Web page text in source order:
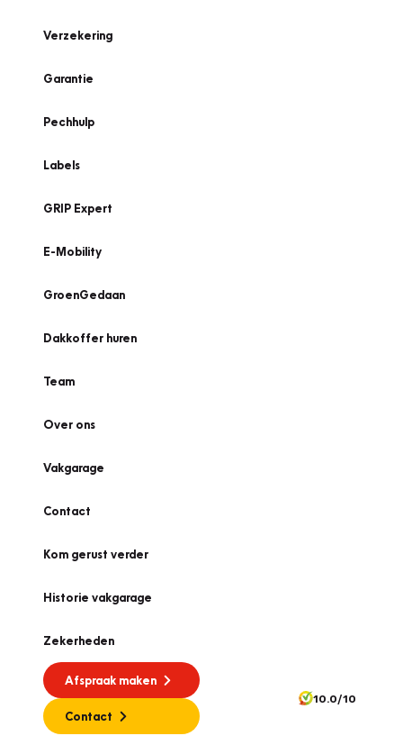
Verzekering
Garantie
Pechhulp
Labels
GRIP Expert
E-Mobility
GroenGedaan
Dakkoffer huren
Team
Over ons
Vakgarage
Contact
Kom gerust verder
Historie vakgarage
Zekerheden
Afspraak maken
Contact
10.0/10